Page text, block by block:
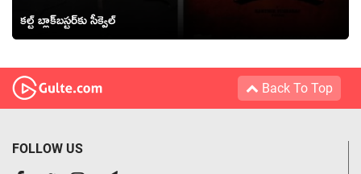
కల్ట్ బ్లాక్‌బస్టర్‌కు సీక్వెల్
Back To Top
FOLLOW US